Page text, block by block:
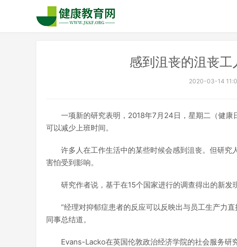
感到沮丧的沮丧
2020-03-14
一项新的研究表明，2018年7月24日，星期二（健
可以减少上班时间。
许多人在工作生活中的某些时候会感到沮丧。但研
害怕受到影响。
研究作者说，基于在15个国家进行的调查得出的新发
“经理对抑郁症患者的反应可以反映出与员工生产力
同事总结道。
Evans-Lacko在英国伦敦政治经济学院的社会服务研